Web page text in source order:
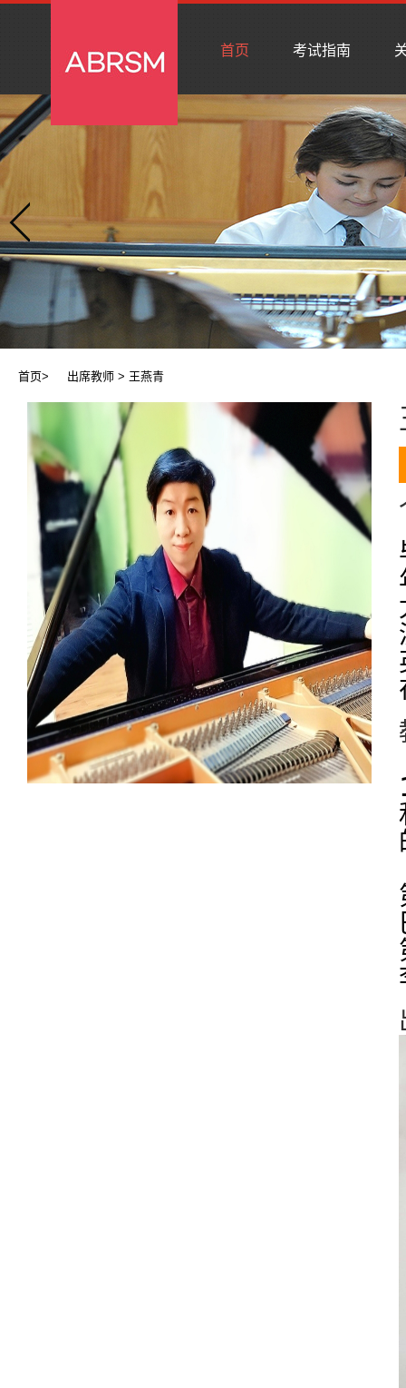
首页 考试指南
首页> 出席教师 > 王燕青